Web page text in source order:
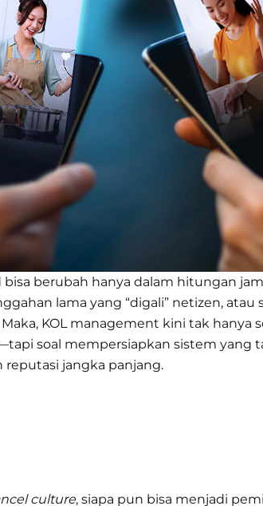
bisa berubah hanya dalam hitungan
lama yang “digali” netizen, atau
KOL management kini tak hanya
soal mempersiapkan sistem yang
jangka panjang.
culture, siapa pun bisa menjadi